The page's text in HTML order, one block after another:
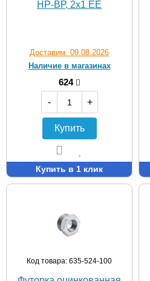
НР-ВР, 2х1 EE
Доставим 09.08.2026
Наличие в магазинах
624
-
+
Купить
Купить в 1 клик
Код товара: 635-524-100